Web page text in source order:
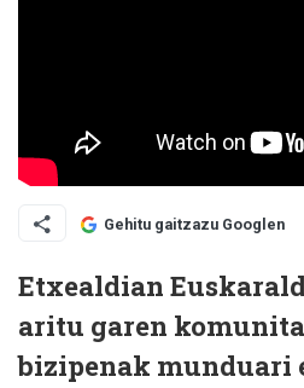
Gehitu gaitzazu Googlen
Etxealdian
aritu garen
bizipenak munduari